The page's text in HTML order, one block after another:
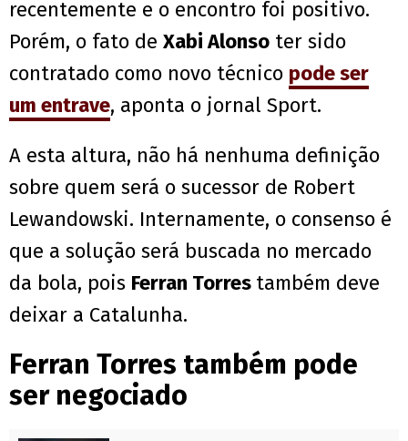
recentemente e o encontro foi positivo.
Porém, o fato de Xabi Alonso ter sido
contratado como novo técnico pode ser
um entrave, aponta o jornal Sport.
A esta altura, não há nenhuma definição
sobre quem será o sucessor de Robert
Lewandowski. Internamente, o consenso é
que a solução será buscada no mercado
da bola, pois Ferran Torres também deve
deixar a Catalunha.
Ferran Torres também pode
ser negociado